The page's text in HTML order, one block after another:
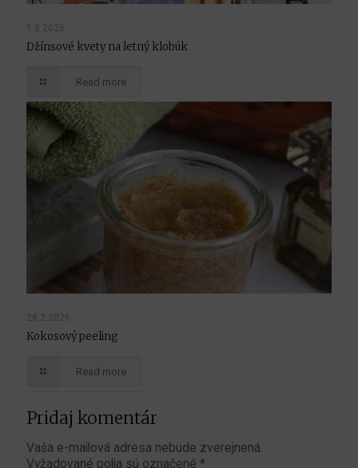
1.8.2026
Džínsové kvety na letný klobúk
Read more
28.2.2026
Kokosový peeling
Read more
Pridaj komentár
Vaša e-mailová adresa nebude zverejnená.
Vyžadované polia sú označené *